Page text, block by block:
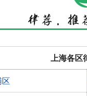
上海各区